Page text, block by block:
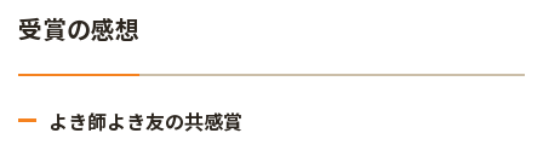
受賞の感想
よき師よき友の共感賞